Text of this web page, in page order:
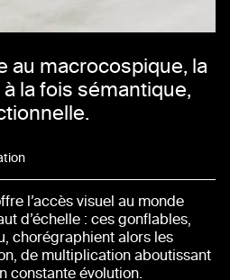
au macrocospique, la
la fois sémantique,
l’accès visuel au monde
d’échelle : ces gonflables,
chorégraphient alors les
de multiplication aboutissant
constante évolution.